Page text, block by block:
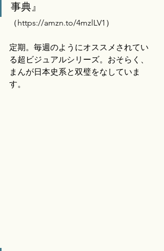
事典』
（ https://amzn.to/4mzlLV1）
定期。毎週のようにオススメされてい
る超ビジュアルシリーズ。おそらく、
まんが日本史系と双璧をなしていま
す。